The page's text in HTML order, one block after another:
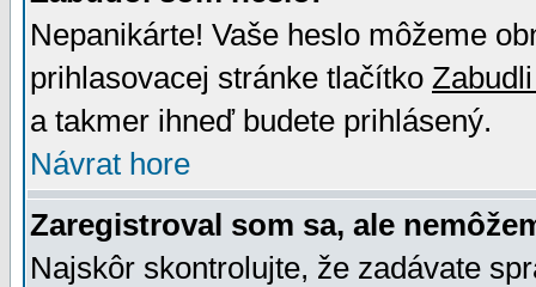
Nepanikárte! Vaše heslo môžeme
prihlasovacej stránke tlačítko
a takmer ihneď budete prihlásený.
Návrat hore
Zaregistroval som sa, ale
Najskôr skontrolujte, že zadávate